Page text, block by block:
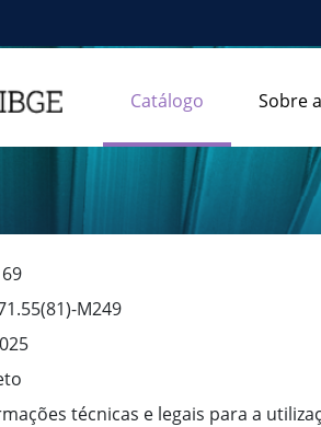
Catálogo Sobre
M249
técnicas e legais para a